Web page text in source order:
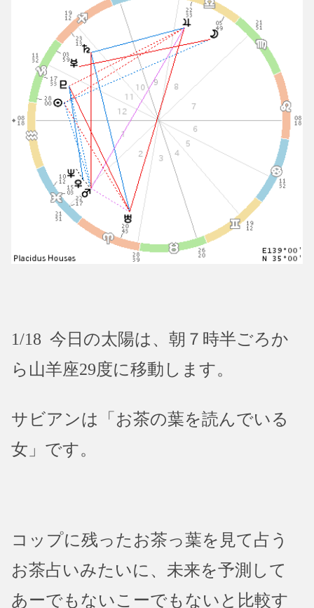
1/18 今日の太陽は、朝７時半ごろか
ら山羊座29度に移動します。
サビアンは「お茶の葉を読んでいる
女」です。
コップに残ったお茶っ葉を見て占う
お茶占いみたいに、未来を予測して
あーでもないこーでもないと比較す